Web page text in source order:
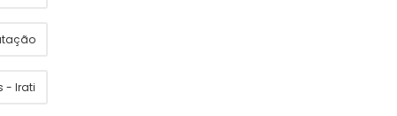
- Irati